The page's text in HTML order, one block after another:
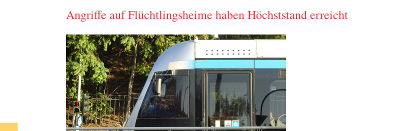
Angriffe auf Flüchtlingsheime haben Höchststand erreicht